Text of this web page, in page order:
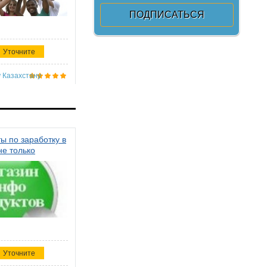
Уточните
Казахстану
по заработку в
только
Уточните